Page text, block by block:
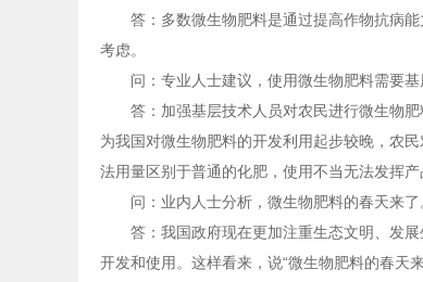
答：多数微生物肥料是通过提高作物抗病
考虑。
问：专业人士建议，使用微生物肥料需要
答：加强基层技术人员对农民进行微生物
为我国对微生物肥料的开发利用起步较晚，农
法用量区别于普通的化肥，使用不当无法发挥产
问：业内人士分析，微生物肥料的春天来
答：我国政府现在更加注重生态文明、发
开发和使用。这样看来，说“微生物肥料的春天